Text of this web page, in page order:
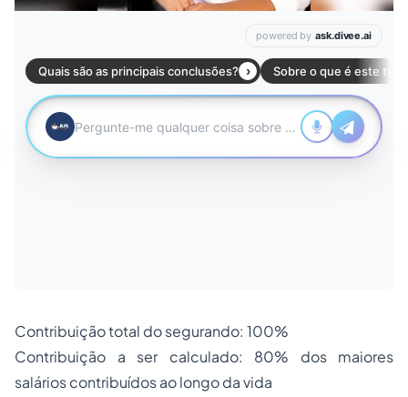
Contribuição total do segurando: 100%
Contribuição a ser calculado: 80% dos maiores
salários contribuídos ao longo da vida